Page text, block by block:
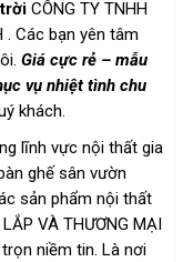
CÔNG TY TNHH
. Các bạn yên tâm
Giá cực rẻ – mẫu
vụ nhiệt tình chu
khách.
lĩnh vực nội thất gia
ghế sân vườn
sản phẩm nội thất
VÀ THƯƠNG MẠI
niềm tin. Là nơi